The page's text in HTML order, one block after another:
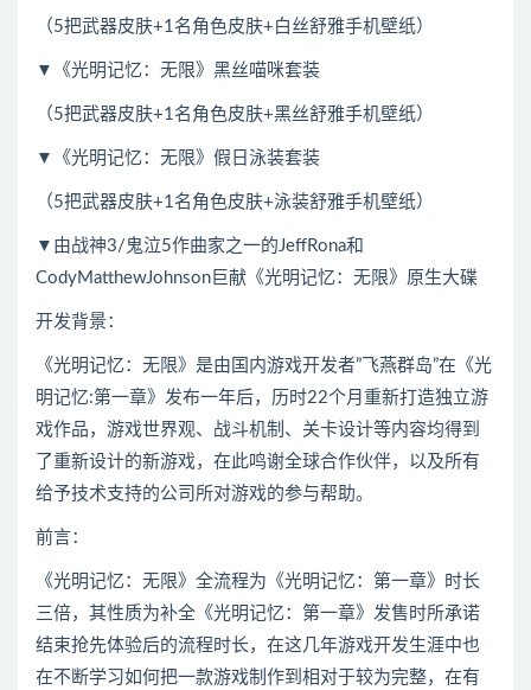
（5把武器皮肤+1名角色皮肤+白丝舒雅手机壁纸）
▼《光明记忆：无限》黑丝喵咪套装
（5把武器皮肤+1名角色皮肤+黑丝舒雅手机壁纸）
▼《光明记忆：无限》假日泳装套装
（5把武器皮肤+1名角色皮肤+泳装舒雅手机壁纸）
▼由战神3/鬼泣5作曲家之一的JeffRona和
CodyMatthewJohnson巨献《光明记忆：无限》原生大碟
开发背景：
《光明记忆：无限》是由国内游戏开发者”飞燕群岛”在《光
明记忆:第一章》发布一年后，历时22个月重新打造独立游
戏作品，游戏世界观、战斗机制、关卡设计等内容均得到
了重新设计的新游戏，在此鸣谢全球合作伙伴，以及所有
给予技术支持的公司所对游戏的参与帮助。
前言：
《光明记忆：无限》全流程为《光明记忆：第一章》时长
三倍，其性质为补全《光明记忆：第一章》发售时所承诺
结束抢先体验后的流程时长，在这几年游戏开发生涯中也
在不断学习如何把一款游戏制作到相对于较为完整，在有